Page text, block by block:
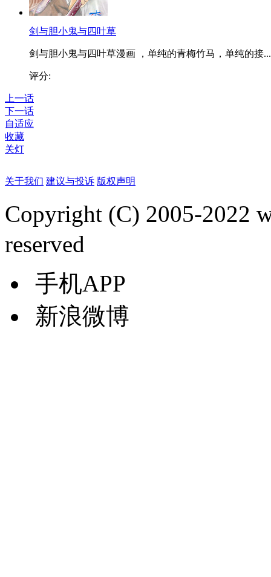
剑与胆小鬼与四叶草
剑与胆小鬼与四叶草漫画 ，单纯的青梅竹马，单纯的接...
评分:
上一话
下一话
自适应
收藏
关灯
关于我们 建议与投诉 版权声明
Copyright (C) 2005-2022
reserved
手机APP
新浪微博